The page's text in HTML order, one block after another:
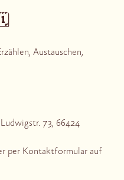
Austauschen,
73, 66424
per Kontaktformular auf